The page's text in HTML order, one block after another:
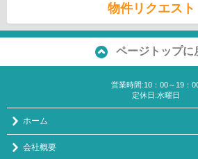
物件リクエスト
ページトップに
営業時間:10：00～19：
定休日:水曜日
ホーム
会社概要